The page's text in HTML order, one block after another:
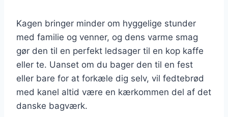
Kagen bringer minder om hyggelige stunder
med familie og venner, og dens varme smag
gør den til en perfekt ledsager til en kop kaffe
eller te. Uanset om du bager den til en fest
eller bare for at forkæle dig selv, vil fedtebrød
med kanel altid være en kærkommen del af det
danske bagværk.